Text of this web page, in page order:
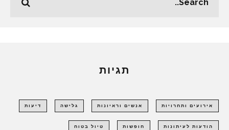
תגיות
אירועים ותחרויות אנשים וראיונות גלישה דיעות
הודעות לעיתונות חופשות טיול בטוח